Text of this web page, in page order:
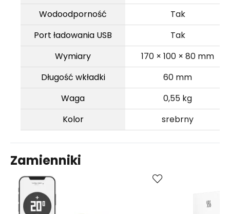
Wodoodporność
Tak
Port ładowania USB
Tak
Wymiary
170 × 100 × 80 mm
Długość wkładki
60 mm
Waga
0,55 kg
Kolor
srebrny
Zamienniki